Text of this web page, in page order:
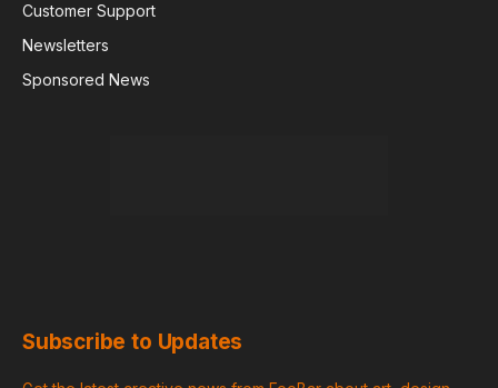
Customer Support
Newsletters
Sponsored News
Subscribe to Updates